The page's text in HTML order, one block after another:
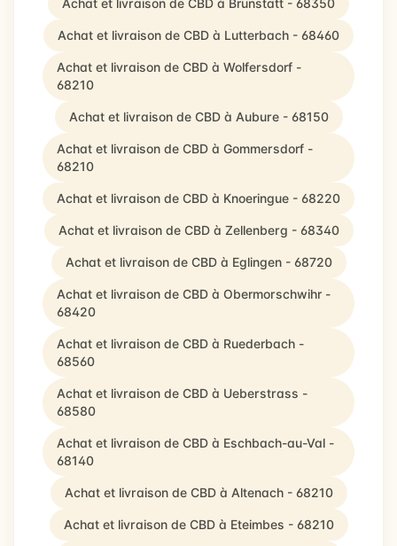
Achat et livraison de CBD à Brunstatt - 68350
Achat et livraison de CBD à Lutterbach - 68460
Achat et livraison de CBD à Wolfersdorf -
68210
Achat et livraison de CBD à Aubure - 68150
Achat et livraison de CBD à Gommersdorf -
68210
Achat et livraison de CBD à Knoeringue - 68220
Achat et livraison de CBD à Zellenberg - 68340
Achat et livraison de CBD à Eglingen - 68720
Achat et livraison de CBD à Obermorschwihr -
68420
Achat et livraison de CBD à Ruederbach -
68560
Achat et livraison de CBD à Ueberstrass -
68580
Achat et livraison de CBD à Eschbach-au-Val -
68140
Achat et livraison de CBD à Altenach - 68210
Achat et livraison de CBD à Eteimbes - 68210